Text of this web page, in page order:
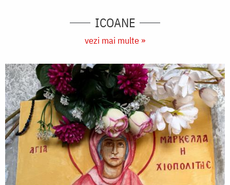
ICOANE
vezi mai multe »